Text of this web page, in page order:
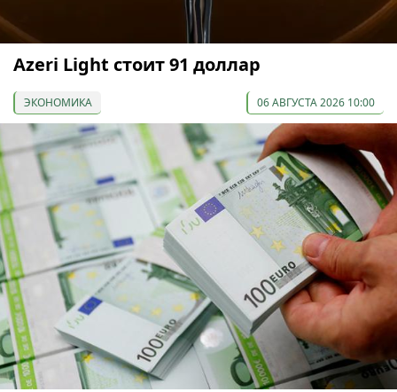
Azeri Light стоит 91 доллар
ЭКОНОМИКА 06 АВГУСТА 2026 10:00